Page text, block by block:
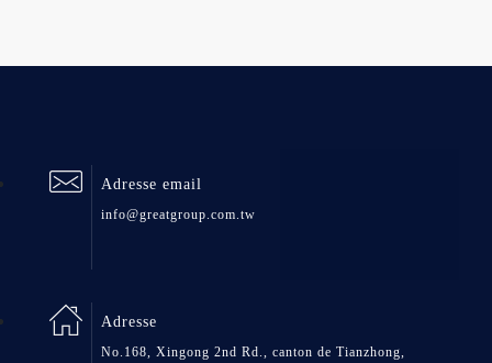
Adresse email
info@greatgroup.com.tw
Adresse
No.168, Xingong 2nd Rd., canton de Tianzhong,